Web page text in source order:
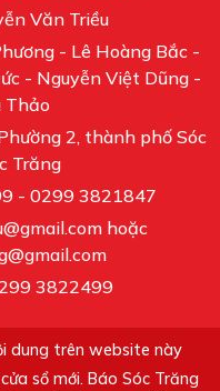
Văn Triều
- Lê Hoàng Bắc -
- Nguyễn Việt Dũng -
Thảo
2, thành phố Sóc
Trăng
- 0299 3821847
hoặc
3822499
dung trên website này
sổ mới. Báo Sóc Trăng